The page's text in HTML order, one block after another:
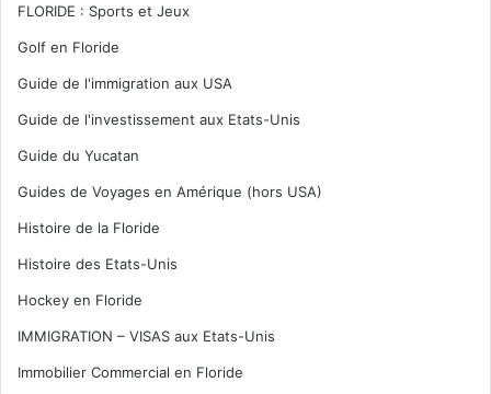
FLORIDE : Sports et Jeux
Golf en Floride
Guide de l'immigration aux USA
Guide de l'investissement aux Etats-Unis
Guide du Yucatan
Guides de Voyages en Amérique (hors USA)
Histoire de la Floride
Histoire des Etats-Unis
Hockey en Floride
IMMIGRATION – VISAS aux Etats-Unis
Immobilier Commercial en Floride